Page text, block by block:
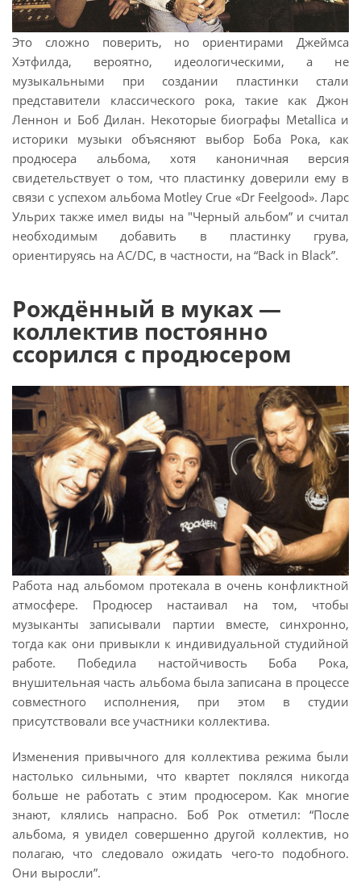
Это сложно поверить, но ориентирами Джеймса
Хэтфилда, вероятно, идеологическими, а не
музыкальными при создании пластинки стали
представители классического рока, такие как Джон
Леннон и Боб Дилан. Некоторые биографы Metallica и
историки музыки объясняют выбор Боба Рока, как
продюсера альбома, хотя каноничная версия
свидетельствует о том, что пластинку доверили ему в
связи с успехом альбома Motley Crue «Dr Feelgood». Ларс
Ульрих также имел виды на "Черный альбом” и считал
необходимым добавить в пластинку грува,
ориентируясь на AC/DC, в частности, на “Back in Black”.
Рождённый в муках —
коллектив постоянно
ссорился с продюсером
Работа над альбомом протекала в очень конфликтной
атмосфере. Продюсер настаивал на том, чтобы
музыканты записывали партии вместе, синхронно,
тогда как они привыкли к индивидуальной студийной
работе. Победила настойчивость Боба Рока,
внушительная часть альбома была записана в процессе
совместного исполнения, при этом в студии
присутствовали все участники коллектива.
Изменения привычного для коллектива режима были
настолько сильными, что квартет поклялся никогда
больше не работать с этим продюсером. Как многие
знают, клялись напрасно. Боб Рок отметил: “После
альбома, я увидел совершенно другой коллектив, но
полагаю, что следовало ожидать чего-то подобного.
Они выросли”.